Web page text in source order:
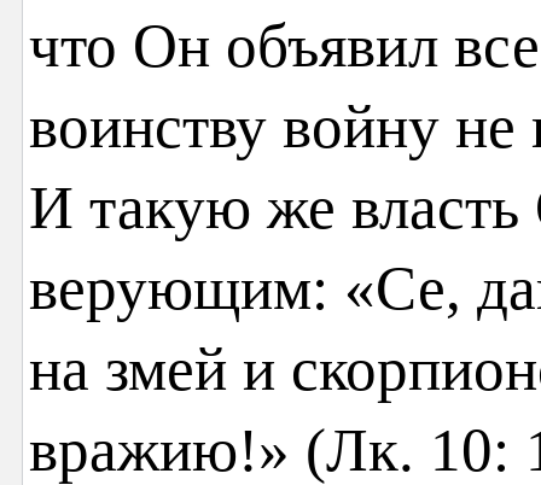
что Он объявил
воинству войну
И такую же
верующим: «Се,
на змей и
вражию!» (Лк. 10: